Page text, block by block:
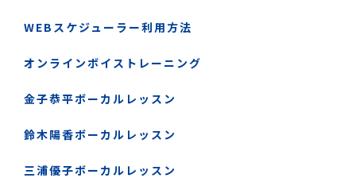
WEBスケジューラー利用方法
オンラインボイストレーニング
金子恭平ボーカルレッスン
鈴木陽香ボーカルレッスン
三浦優子ボーカルレッスン